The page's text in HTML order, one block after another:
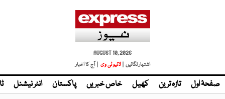
AUGUST 10, 2026
اشتہار لگائیں |
| آج کا اخبار
صفحۂ اول تازہ ترین کھیل خاص خبریں پاکستان انٹر نیشنل